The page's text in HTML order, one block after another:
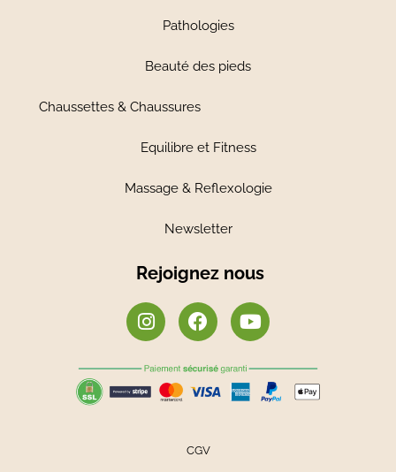
Pathologies
Beauté des pieds
Chaussettes & Chaussures
Equilibre et Fitness
Massage & Reflexologie
Newsletter
Rejoignez nous
CGV